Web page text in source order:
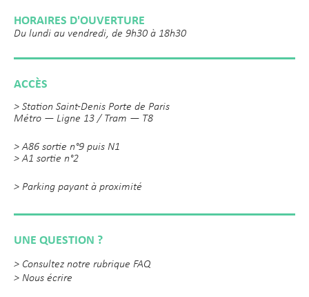
HORAIRES D'OUVERTURE
Du lundi au vendredi, de 9h30 à 18h30
ACCÈS
> Station Saint-Denis Porte de Paris
Métro — Ligne 13 / Tram — T8
> A86 sortie n°9 puis N1
> A1 sortie n°2
> Parking payant à proximité
UNE QUESTION ?
> Consultez notre rubrique FAQ
> Nous écrire